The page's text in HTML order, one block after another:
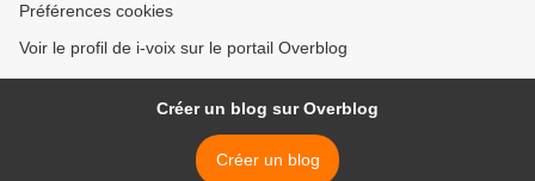
Préférences cookies
Voir le profil de i-voix sur le portail Overblog
Créer un blog sur Overblog
Créer un blog